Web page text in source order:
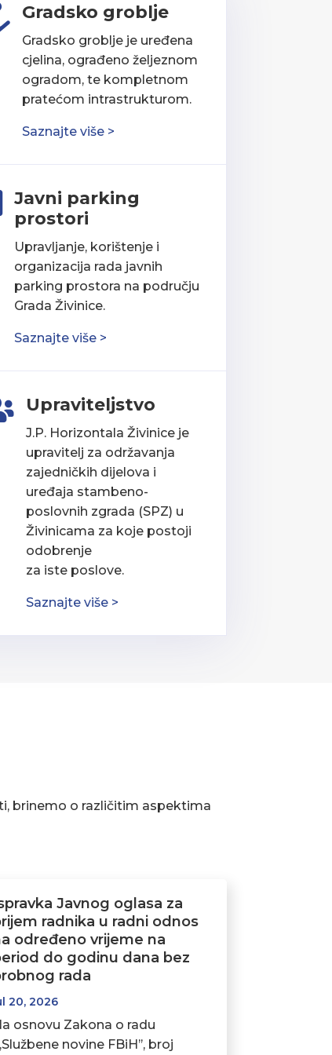
Gradsko groblje
Gradsko groblje je uređena
cjelina, ograđeno željeznom
ogradom, te kompletnom
pratećom intrastrukturom.
Saznajte više >
Javni parking
prostori
Upravljanje, korištenje i
organizacija rada javnih
parking prostora na području
Grada Živinice.
Saznajte više >
Upraviteljstvo
J.P. Horizontala Živinice je
upravitelj za održavanja
zajedničkih dijelova i
uređaja stambeno-
poslovnih zgrada (SPZ) u
Živinicama za koje postoji
odobrenje
za iste poslove.
Saznajte više >
brinemo o različitim aspektima
Javnog oglasa za
radnika u radni odnos
određeno vrijeme na
do godinu dana bez
rada
20, 2026
osnovu Zakona o radu
novine FBiH’’, broj